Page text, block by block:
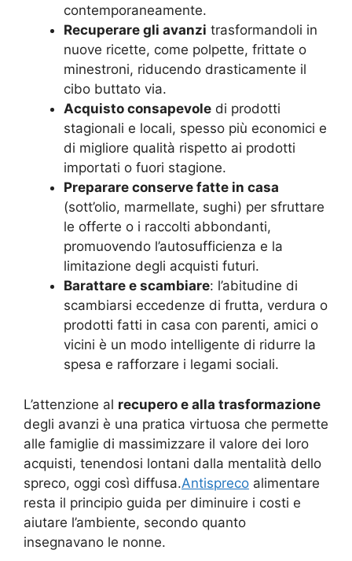
contemporaneamente.
Recuperare gli avanzi trasformandoli in
nuove ricette, come polpette, frittate o
minestroni, riducendo drasticamente il
cibo buttato via.
Acquisto consapevole di prodotti
stagionali e locali, spesso più economici e
di migliore qualità rispetto ai prodotti
importati o fuori stagione.
Preparare conserve fatte in casa
(sott’olio, marmellate, sughi) per sfruttare
le offerte o i raccolti abbondanti,
promuovendo l’autosufficienza e la
limitazione degli acquisti futuri.
Barattare e scambiare: l’abitudine di
scambiarsi eccedenze di frutta, verdura o
prodotti fatti in casa con parenti, amici o
vicini è un modo intelligente di ridurre la
spesa e rafforzare i legami sociali.
L’attenzione al recupero e alla trasformazione
degli avanzi è una pratica virtuosa che permette
alle famiglie di massimizzare il valore dei loro
acquisti, tenendosi lontani dalla mentalità dello
spreco, oggi così diffusa.Antispreco alimentare
resta il principio guida per diminuire i costi e
aiutare l’ambiente, secondo quanto
insegnavano le nonne.